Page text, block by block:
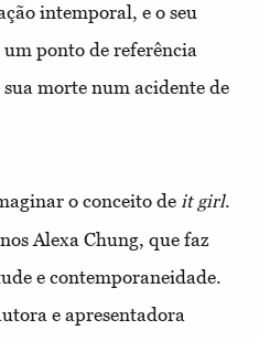
intemporal, e o seu
ponto de referência
sua morte num acidente de
o conceito de it girl.
Alexa Chung, que faz
e contemporaneidade.
e apresentadora